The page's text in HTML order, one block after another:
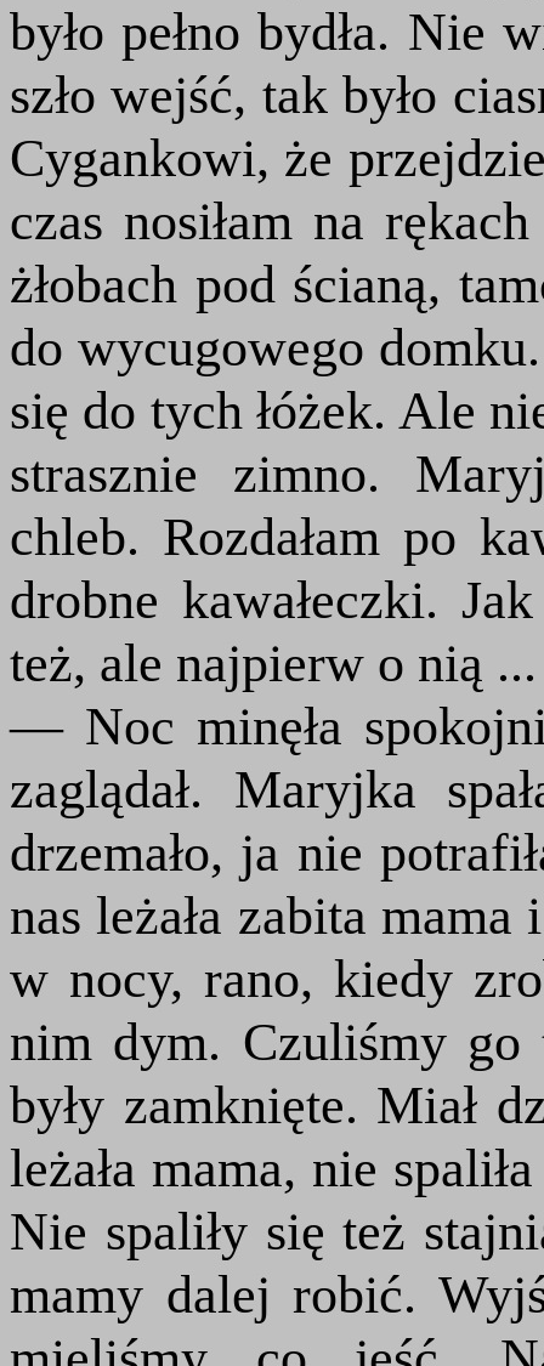
było pełno bydła. Nie
szło wejść, tak było
Cygankowi, że
czas nosiłam na
żłobach pod ścianą,
do wycugowego
się do tych łóżek. Ale
strasznie zimno.
chleb. Rozdałam po
drobne kawałeczki.
też, ale najpierw o nią ...
— Noc minęła
zaglądał. Maryjka
drzemało, ja nie
nas leżała zabita
w nocy, rano, kiedy
nim dym. Czuliśmy go
były zamknięte. Miał
leżała mama, nie
Nie spaliły się też
mamy dalej robić.